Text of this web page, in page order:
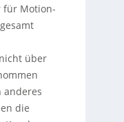
für Motion-
über
anderes
die